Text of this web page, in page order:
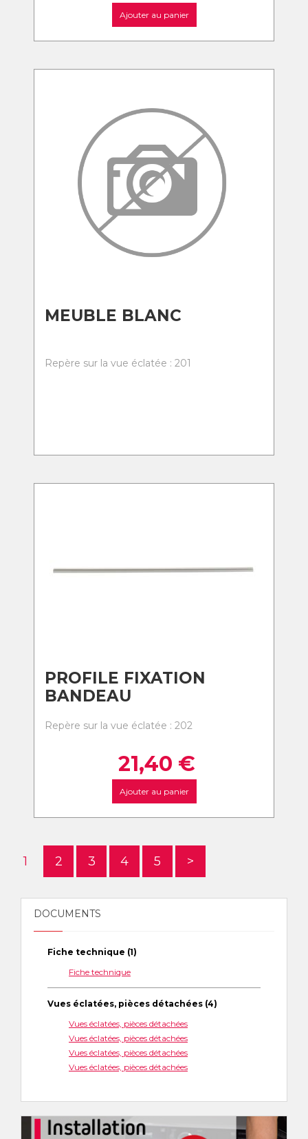
Ajouter au panier
MEUBLE BLANC
Repère sur la vue éclatée : 201
PROFILE FIXATION
BANDEAU
Repère sur la vue éclatée : 202
21,40 €
Ajouter au panier
1 2 3 4 5 >
DOCUMENTS
Fiche technique (1)
Fiche technique
Vues éclatées, pièces détachées (4)
Vues éclatées, pièces détachées
Vues éclatées, pièces détachées
Vues éclatées, pièces détachées
Vues éclatées, pièces détachées